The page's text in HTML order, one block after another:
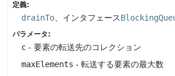
定義:
drainTo 、インタフェース
パラメータ:
c - 要素の転送先のコレクション
maxElements - 転送する要素の最大数